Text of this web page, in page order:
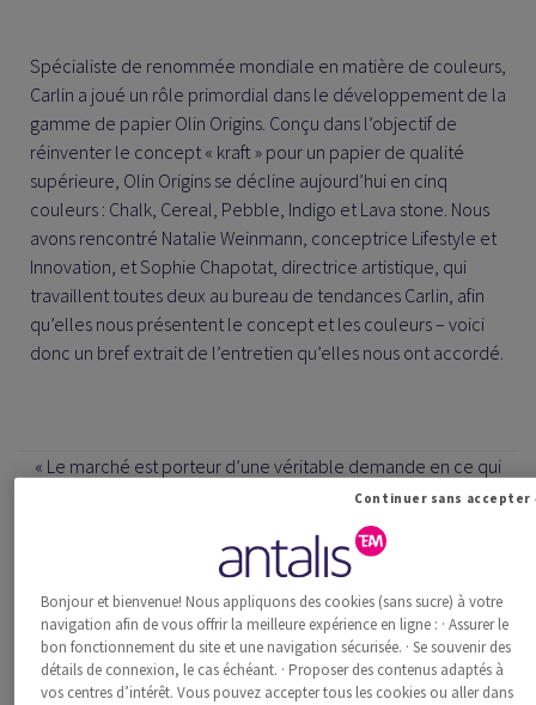
Spécialiste de renommée mondiale en matière de couleurs,
Carlin a joué un rôle primordial dans le développement de la
gamme de papier Olin Origins. Conçu dans l’objectif de
réinventer le concept « kraft » pour un papier de qualité
supérieure, Olin Origins se décline aujourd’hui en cinq
couleurs : Chalk, Cereal, Pebble, Indigo et Lava stone. Nous
avons rencontré Natalie Weinmann, conceptrice Lifestyle et
Innovation, et Sophie Chapotat, directrice artistique, qui
travaillent toutes deux au bureau de tendances Carlin, afin
qu’elles nous présentent le concept et les couleurs – voici
donc un bref extrait de l’entretien qu’elles nous ont accordé.
« Le marché est porteur d’une véritable demande en ce qui
concerne la gamme de papiers de type « kraft ».
Il y a un besoin d’authenticité et de respect de la nature. »
Natalie Weinmann
Pourriez-vous nous indiquer ce qui, pour
Bonjour et bienvenue! Nous appliquons des cookies (sans sucre) à votre
navigation afin de vous offrir la meilleure expérience en ligne : · Assurer le
bon fonctionnement du site et une navigation sécurisée. · Se souvenir des
détails de connexion, le cas échéant. · Proposer des contenus adaptés à
vos centres d’intérêt. Vous pouvez accepter tous les cookies ou aller dans